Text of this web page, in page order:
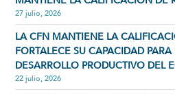
27 julio, 2026
LA CFN MANTIENE LA
FORTALECE SU CAPACIDAD
DESARROLLO PRODUCTIVO DEL
22 julio, 2026